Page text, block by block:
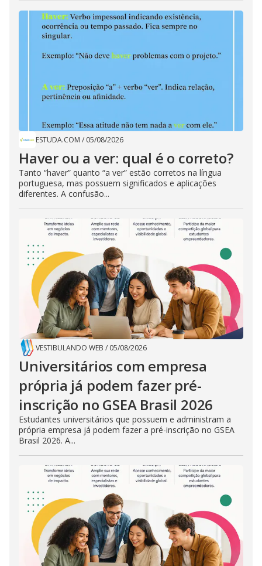
ESTUDA.COM / 05/08/2026
Haver ou a ver: qual é o correto?
Tanto “haver” quanto “a ver” estão corretos na língua
portuguesa, mas possuem significados e aplicações
diferentes. A confusão...
VESTIBULANDO WEB / 05/08/2026
Universitários com empresa
própria já podem fazer pré-
inscrição no GSEA Brasil 2026
Estudantes universitários que possuem e administram a
própria empresa já podem fazer a pré-inscrição no GSEA
Brasil 2026. A...